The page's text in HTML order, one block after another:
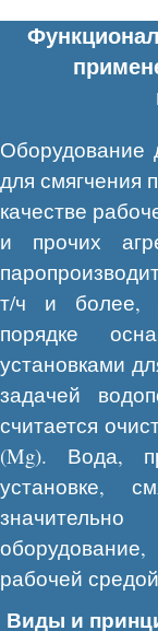
Оборудование
для смягчения
качестве
и прочих
т/ч и более,
порядке
установками
задачей
считается
(Mg). Вода,
установке,
рабочей
Виды и